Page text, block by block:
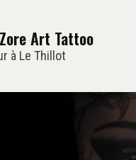
Art Tattoo
à Le Thillot